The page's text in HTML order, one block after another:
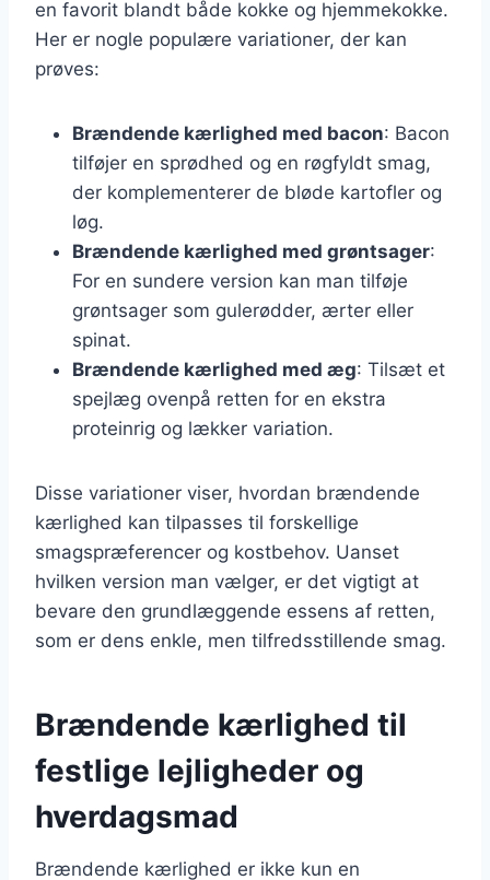
en favorit blandt både kokke og hjemmekokke.
Her er nogle populære variationer, der kan
prøves:
Brændende kærlighed med bacon: Bacon
tilføjer en sprødhed og en røgfyldt smag,
der komplementerer de bløde kartofler og
løg.
Brændende kærlighed med grøntsager:
For en sundere version kan man tilføje
grøntsager som gulerødder, ærter eller
spinat.
Brændende kærlighed med æg: Tilsæt et
spejlæg ovenpå retten for en ekstra
proteinrig og lækker variation.
Disse variationer viser, hvordan brændende
kærlighed kan tilpasses til forskellige
smagspræferencer og kostbehov. Uanset
hvilken version man vælger, er det vigtigt at
bevare den grundlæggende essens af retten,
som er dens enkle, men tilfredsstillende smag.
Brændende kærlighed til
festlige lejligheder og
hverdagsmad
Brændende kærlighed er ikke kun en